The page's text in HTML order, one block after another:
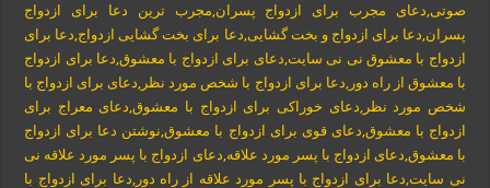
صوتی,دعای مجرب برای ازدواج پسران,مجرب ترین دعا برای ازدواج
پسران,دعا برای ازدواج و بخت گشایی,دعا برای بخت گشایی ازدواج,دعا برای
ازدواج با معشوق نی نی سایت,دعای برای ازدواج با معشوق,دعا برای ازدواج
با معشوق از راه دور,دعا برای ازدواج با شخص مورد نظر,دعای برای ازدواج با
شخص مورد نظر,دعای خوراکی برای ازدواج با معشوق,دعای معراج برای
ازدواج با معشوق,دعای قوی برای ازدواج با معشوق,نوشتن دعا برای ازدواج
با معشوق,دعای ازدواج با پسر مورد علاقه,دعای ازدواج با پسر مورد علاقه نی
نی سایت,دعا برای ازدواج با پسر مورد علاقه از راه دور,دعا برای ازدواج با